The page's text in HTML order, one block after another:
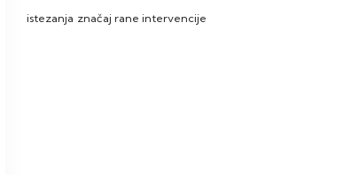
istezanja značaj rane intervencije